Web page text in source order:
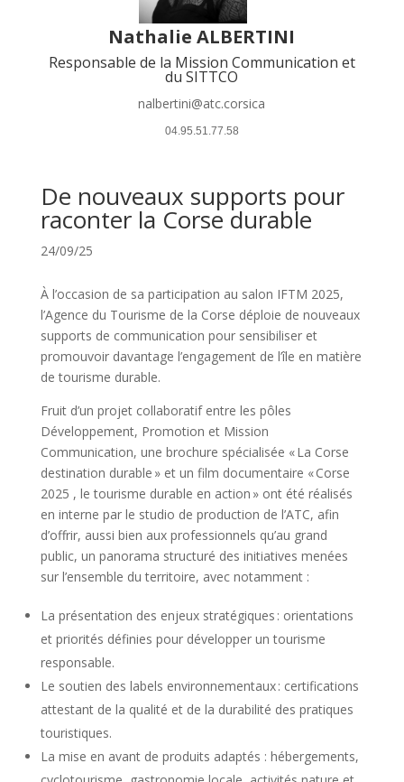
Nathalie ALBERTINI
Responsable de la Mission Communication et
du SITTCO
nalbertini@atc.corsica
04.95.51.77.58
De nouveaux supports pour
raconter la Corse durable
24/09/25
À l’occasion de sa participation au salon IFTM 2025,
l’Agence du Tourisme de la Corse déploie de nouveaux
supports de communication pour sensibiliser et
promouvoir davantage l’engagement de l’île en matière
de tourisme durable.
Fruit d’un projet collaboratif entre les pôles
Développement, Promotion et Mission
Communication, une brochure spécialisée « La Corse
destination durable » et un film documentaire « Corse
2025 , le tourisme durable en action » ont été réalisés
en interne par le studio de production de l’ATC, afin
d’offrir, aussi bien aux professionnels qu’au grand
public, un panorama structuré des initiatives menées
sur l’ensemble du territoire, avec notamment :
La présentation des enjeux stratégiques : orientations
et priorités définies pour développer un tourisme
responsable.
Le soutien des labels environnementaux : certifications
attestant de la qualité et de la durabilité des pratiques
touristiques.
La mise en avant de produits adaptés : hébergements,